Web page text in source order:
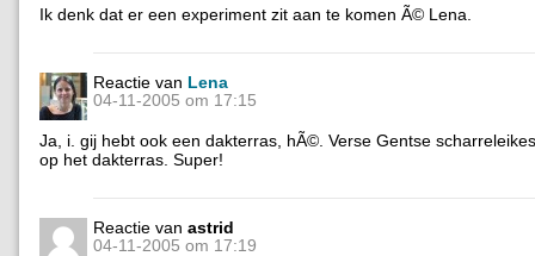
Ik denk dat er een experiment zit aan te komen Ã© Lena.
Reactie van Lena
04-11-2005 om 17:15
Ja, i. gij hebt ook een dakterras, hÃ©. Verse Gentse
op het dakterras. Super!
Reactie van astrid
04-11-2005 om 17:19